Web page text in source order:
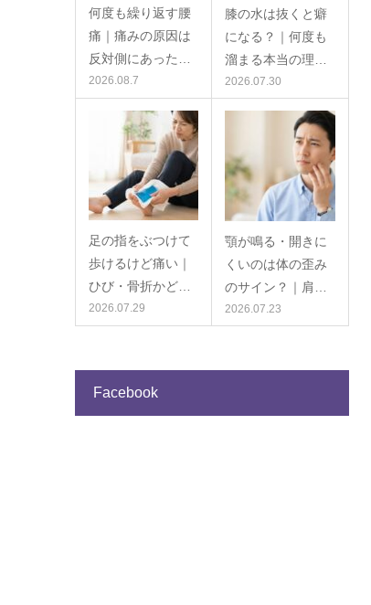
何度も繰り返す腰
痛｜痛みの原因は
反対側にあった…
2026.08.7
膝の水は抜くと癖
になる？｜何度も
溜まる本当の理…
2026.07.30
足の指をぶつけて
歩けるけど痛い｜
ひび・骨折かど…
2026.07.29
顎が鳴る・開きに
くいのは体の歪み
のサイン？｜肩…
2026.07.23
Facebook